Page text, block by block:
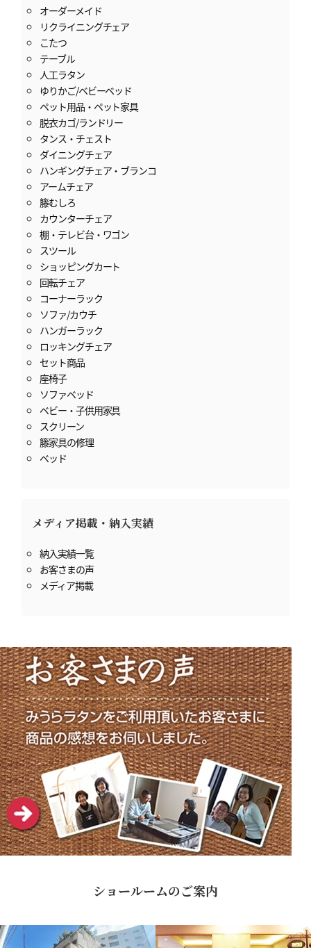
オーダーメイド
リクライニングチェア
こたつ
テーブル
人工ラタン
ゆりかご/ベビーベッド
ペット用品・ペット家具
脱衣カゴ/ランドリー
タンス・チェスト
ダイニングチェア
ハンギングチェア・ブランコ
アームチェア
籐むしろ
カウンターチェア
棚・テレビ台・ワゴン
スツール
ショッピングカート
回転チェア
コーナーラック
ソファ/カウチ
ハンガーラック
ロッキングチェア
セット商品
座椅子
ソファベッド
ベビー・子供用家具
スクリーン
籐家具の修理
ベッド
メディア掲載・納入実績
納入実績一覧
お客さまの声
メディア掲載
ショールームのご案内